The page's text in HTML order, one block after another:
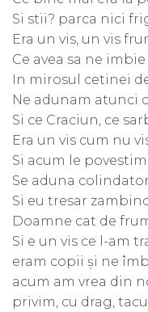
Si stii? parca nici
Era un vis, un vis
Ce avea sa ne imbie
In mirosul cetinei
Ne adunam atunci
Si ce Craciun, ce
Era un vis cum nu
Si acum le
Se aduna
Si eu tresar
Doamne cat de
Si e un vis ce l-am
eram copii și ne
acum am vrea din
privim, cu drag,